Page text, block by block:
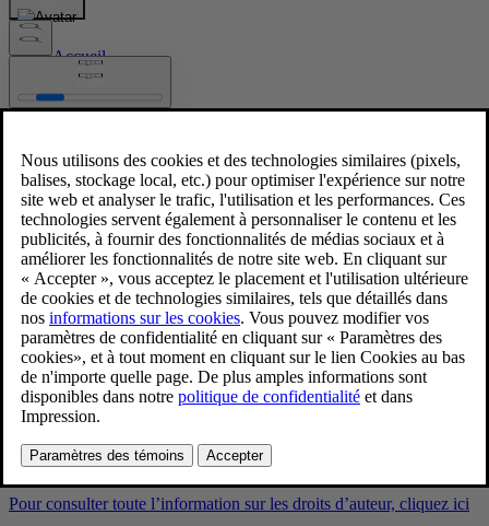
Images
Accueil
/Images
Jim & Richard TOR
Announcement
8/28/2024
Favoris
Partager
Télécharger
Jim & Richard TOR Announcement
Pour consulter toute l’information sur les droits d’auteur, cliquez ici